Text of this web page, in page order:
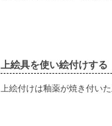
上絵具を使い絵付けする
上絵付けは釉薬が焼き付い